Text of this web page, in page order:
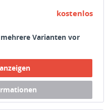
kostenlos
Varianten vor